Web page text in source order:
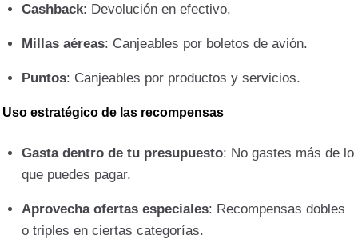
Cashback: Devolución en efectivo.
Millas aéreas: Canjeables por boletos de avión.
Puntos: Canjeables por productos y servicios.
Uso estratégico de las recompensas
Gasta dentro de tu presupuesto: No gastes más de lo
que puedes pagar.
Aprovecha ofertas especiales: Recompensas dobles
o triples en ciertas categorías.